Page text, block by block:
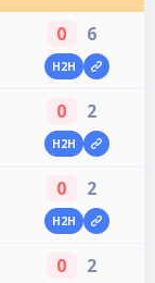
0 6
H2H
0 2
H2H
0 2
H2H
0 2